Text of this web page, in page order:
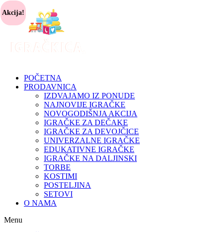
POČETNA
PRODAVNICA
IZDVAJAMO IZ PONUDE
NAJNOVIJE IGRAČKE
NOVOGODIŠNJA AKCIJA
IGRAČKE ZA DEČAKE
IGRAČKE ZA DEVOJČICE
UNIVERZALNE IGRAČKE
EDUKATIVNE IGRAČKE
IGRAČKE NA DALJINSKI
TORBE
KOSTIMI
POSTELJINA
SETOVI
O NAMA
Menu
Akcija!